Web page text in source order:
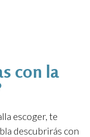
con la
escoger, te
descubrirás con